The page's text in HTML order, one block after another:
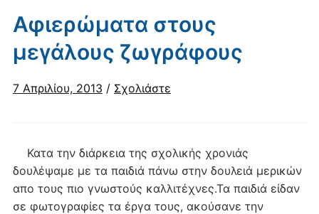
Αφιερώματα στους
μεγάλους ζωγράφους
7 Απριλίου, 2013 / Σχολιάστε
Κατα την διάρκεια της σχολικής χρονιάς
δουλέψαμε με τα παιδιά πάνω στην δουλειά μερικών
απο τους πιο γνωστούς καλλιτέχνες.Τα παιδιά είδαν
σε φωτογραφίες τα έργα τους, ακούσανε την